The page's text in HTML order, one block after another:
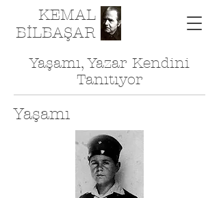
KEMAL
BİLBAŞAR
Yaşamı, Yazar Kendini
Tanıtıyor
Yaşamı